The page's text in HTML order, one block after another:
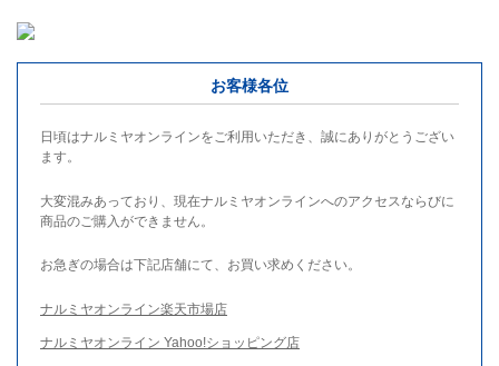
お客様各位
日頃はナルミヤオンラインをご利用いただき、誠にありがとうござい
ます。
大変混みあっており、現在ナルミヤオンラインへのアクセスならびに
商品のご購入ができません。
お急ぎの場合は下記店舗にて、お買い求めください。
ナルミヤオンライン楽天市場店
ナルミヤオンライン Yahoo!ショッピング店